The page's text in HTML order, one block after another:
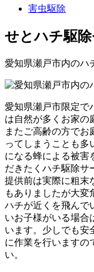
害虫駆除
せとハチ駆
愛知県瀬戸市内のハ
愛知県瀬戸市限定で
は自然が多くお家の
またご高齢の方でお
ってしまうことも多
になる蜂による被害
だきたくハチ駆除サ
提供前は実際に粗末
もありましたが大変
ハチが近くを飛んで
いお子様がいる場合
います。少しでも安
に作業を行いますの
い。